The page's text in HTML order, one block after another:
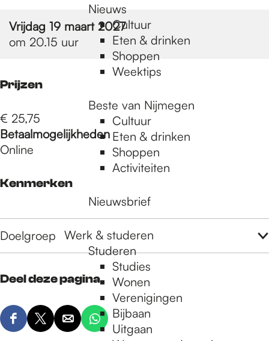
Nieuws
Cultuur
Eten & drinken
Shoppen
Weektips
Beste van Nijmegen
Cultuur
Eten & drinken
Shoppen
Activiteiten
Nieuwsbrief
Werk & studeren
Studeren
Studies
Wonen
Verenigingen
Bijbaan
Uitgaan
Vrijdag 19 maart 2027
om 20.15 uur
Prijzen
€ 25,75
Betaalmogelijkheden
Online
Kenmerken
Doelgroep
Deel deze pagina
D
D
D
D